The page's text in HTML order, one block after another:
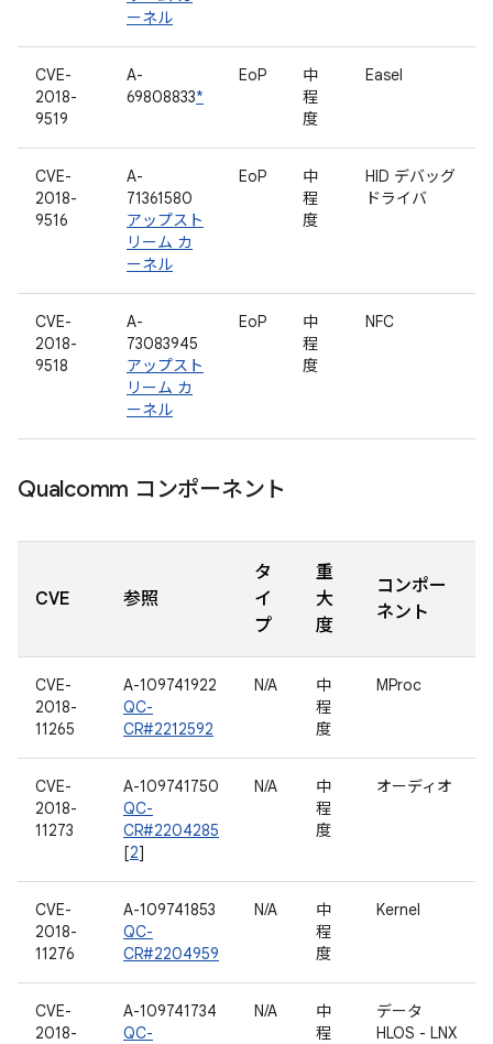
ーネル
CVE-
2018-
9519
A-
69808833*
EoP
中
程
度
Easel
CVE-
2018-
9516
A-
71361580
アップスト
リーム カ
ーネル
EoP
中
程
度
HID デバッグ
ドライバ
CVE-
2018-
9518
A-
73083945
アップスト
リーム カ
ーネル
EoP
中
程
度
NFC
Qualcomm コンポーネント
CVE 参照
タ
イ
プ
重
大
度
コンポー
ネント
CVE-
2018-
11265
A-109741922
QC-
CR#2212592
N/A
中
程
度
MProc
CVE-
2018-
11273
A-109741750
QC-
CR#2204285
[2]
N/A
中
程
度
オーディオ
CVE-
2018-
11276
A-109741853
QC-
CR#2204959
N/A
中
程
度
Kernel
CVE-
2018-
A-109741734
QC-
N/A
中
程
データ
HLOS - LNX